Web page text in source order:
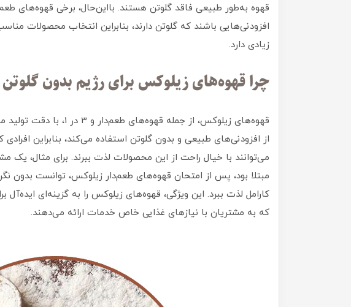
قهوه به‌طور طبیعی فاقد گلوتن هستند. بااین‌حال، برخی قهوه‌های
افزودنی‌هایی باشند که گلوتن دارند، بنابراین انتخاب محصولات
زیادی دارد.
چرا قهوه‌های زیلوکس برای رژیم بدون
قهوه‌های زیلوکس، از جمله
از افزودنی‌های طبیعی و بدون گلوتن استفاده می‌کند، بنابراین
می‌توانند با خیال راحت از این محصولات لذت ببرند. برای مثال،
مبتلا بود، پس از امتحان قهوه‌های طعم‌دار زیلوکس، توانست بدون
کارامل لذت ببرد. این ویژگی، قهوه‌های زیلوکس را به گزینه‌ای ایده‌آل
که به مشتریان با نیازهای غذایی خاص خدمات ارائه می‌دهند.